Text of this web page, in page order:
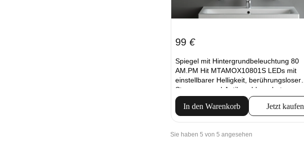
99 €
Spiegel mit Hintergrundbeleuchtung 80
AM.PM Hit MTAMOX10801S LEDs mit
einstellbarer Helligkeit, berührungsloser
Steuerung und Antibeschlagschutz.
In den Warenkorb Jetzt kaufen
Sie haben 5 von 5 angesehen